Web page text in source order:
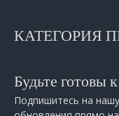
КАТЕГОРИЯ
Будьте готовы
Подпишитесь на